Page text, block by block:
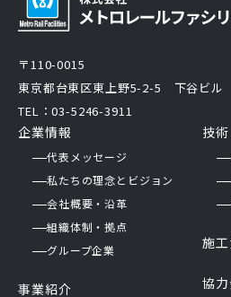
〒110-0015
東京都台東区東上野5-2-5 下谷ビ
TEL：03-5246-3911
企業情報
代表メッセージ
私たちの理念とビジョン
会社概要・沿革
組織体制・拠点
グループ企業
事業紹介
技
施
協